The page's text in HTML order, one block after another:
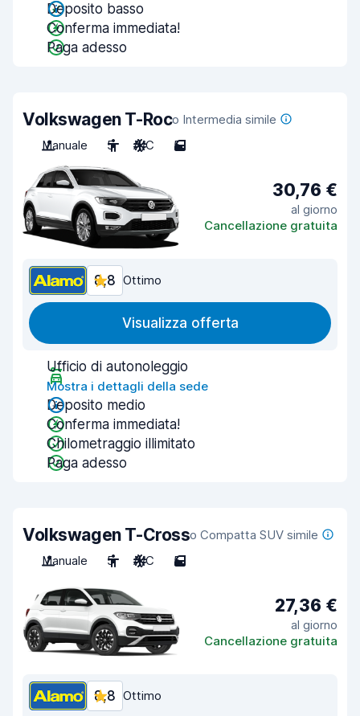
Deposito basso
Conferma immediata!
Paga adesso
Volkswagen T-Roco Intermedia simile
Manuale
5 A/C 5
30,76 €
al giorno
Cancellazione gratuita
8,8 Ottimo
Visualizza offerta
Ufficio di autonoleggio
Mostra i dettagli della sede
Deposito medio
Conferma immediata!
Chilometraggio illimitato
Paga adesso
Volkswagen T-Crosso Compatta SUV simile
Manuale
5 A/C 5
27,36 €
al giorno
Cancellazione gratuita
8,8 Ottimo